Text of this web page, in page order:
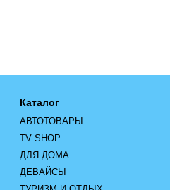
Каталог
АВТОТОВАРЫ
TV SHOP
ДЛЯ ДОМА
ДЕВАЙСЫ